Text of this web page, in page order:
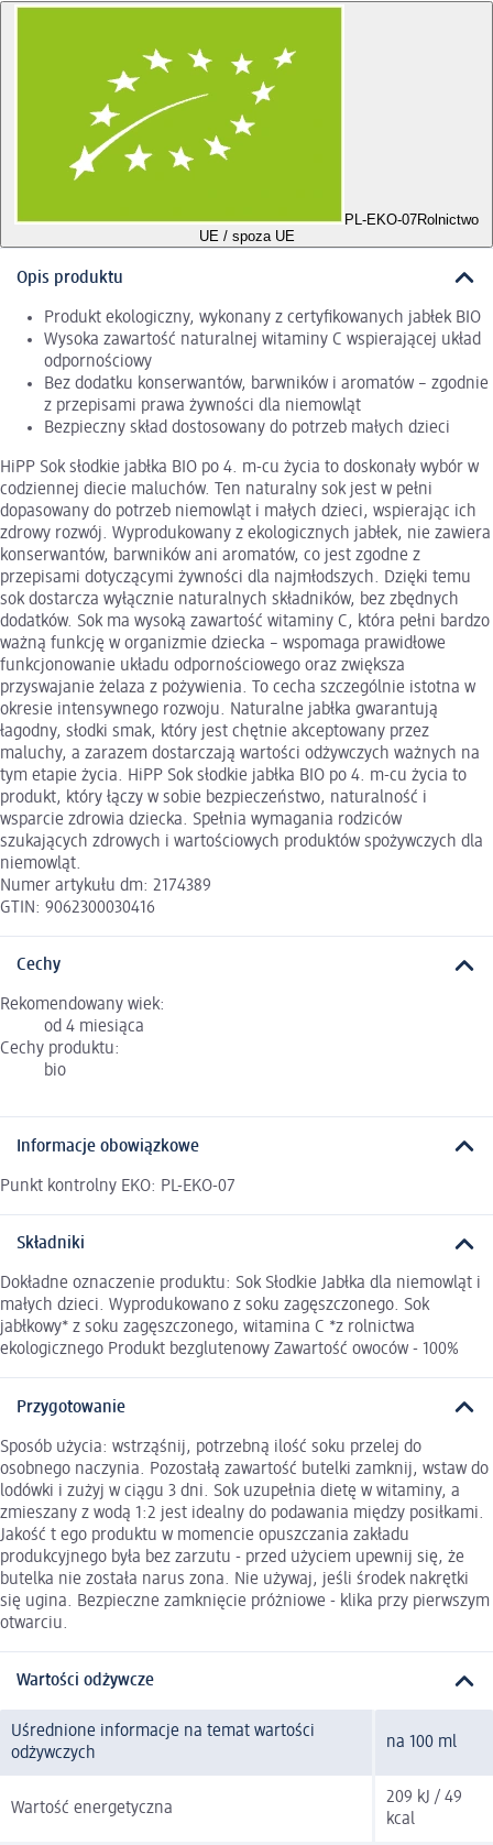
PL-EKO-07Rolnictwo
UE / spoza UE
Opis produktu
Produkt ekologiczny, wykonany z certyfikowanych jabłek BIO
Wysoka zawartość naturalnej witaminy C wspierającej układ
odpornościowy
Bez dodatku konserwantów, barwników i aromatów – zgodnie
z przepisami prawa żywności dla niemowląt
Bezpieczny skład dostosowany do potrzeb małych dzieci
HiPP Sok słodkie jabłka BIO po 4. m-cu życia to doskonały wybór w
codziennej diecie maluchów. Ten naturalny sok jest w pełni
dopasowany do potrzeb niemowląt i małych dzieci, wspierając ich
zdrowy rozwój. Wyprodukowany z ekologicznych jabłek, nie zawiera
konserwantów, barwników ani aromatów, co jest zgodne z
przepisami dotyczącymi żywności dla najmłodszych. Dzięki temu
sok dostarcza wyłącznie naturalnych składników, bez zbędnych
dodatków. Sok ma wysoką zawartość witaminy C, która pełni bardzo
ważną funkcję w organizmie dziecka – wspomaga prawidłowe
funkcjonowanie układu odpornościowego oraz zwiększa
przyswajanie żelaza z pożywienia. To cecha szczególnie istotna w
okresie intensywnego rozwoju. Naturalne jabłka gwarantują
łagodny, słodki smak, który jest chętnie akceptowany przez
maluchy, a zarazem dostarczają wartości odżywczych ważnych na
tym etapie życia. HiPP Sok słodkie jabłka BIO po 4. m-cu życia to
produkt, który łączy w sobie bezpieczeństwo, naturalność i
wsparcie zdrowia dziecka. Spełnia wymagania rodziców
szukających zdrowych i wartościowych produktów spożywczych dla
niemowląt.
Numer artykułu dm: 2174389
GTIN: 9062300030416
Cechy
Rekomendowany wiek:
od 4 miesiąca
Cechy produktu:
bio
Informacje obowiązkowe
Punkt kontrolny EKO: PL-EKO-07
Składniki
Dokładne oznaczenie produktu: Sok Słodkie Jabłka dla niemowląt i
małych dzieci. Wyprodukowano z soku zagęszczonego. Sok
jabłkowy* z soku zagęszczonego, witamina C *z rolnictwa
ekologicznego Produkt bezglutenowy Zawartość owoców - 100%
Przygotowanie
Sposób użycia: wstrząśnij, potrzebną ilość soku przelej do
osobnego naczynia. Pozostałą zawartość butelki zamknij, wstaw do
lodówki i zużyj w ciągu 3 dni. Sok uzupełnia dietę w witaminy, a
zmieszany z wodą 1:2 jest idealny do podawania między posiłkami.
Jakość t ego produktu w momencie opuszczania zakładu
produkcyjnego była bez zarzutu - przed użyciem upewnij się, że
butelka nie została narus zona. Nie używaj, jeśli środek nakrętki
się ugina. Bezpieczne zamknięcie próżniowe - klika przy pierwszym
otwarciu.
Wartości odżywcze
Uśrednione informacje na temat wartości
odżywczych
na 100 ml
Wartość energetyczna
209 kJ / 49
kcal